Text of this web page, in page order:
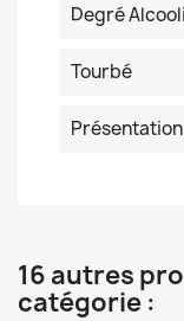
Degré
Tourbé
Présentation
16 autres
catégorie :